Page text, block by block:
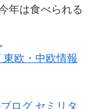
年は食べられる